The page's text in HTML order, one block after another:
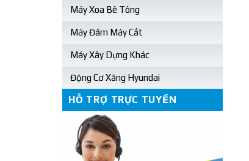
Máy Xoa Bê Tông
Máy Đầm Máy Cắt
Máy Xây Dựng Khác
Động Cơ Xăng Hyundai
HỖ TRỢ TRỰC TUYẾN